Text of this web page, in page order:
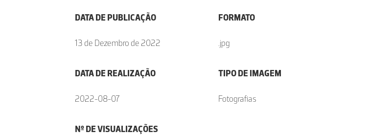
DATA DE PUBLICAÇÃO
13 de Dezembro de 2022
DATA DE REALIZAÇÃO
2022-08-07
Nº DE VISUALIZAÇÕES
FORMATO
.jpg
TIPO DE IMAGEM
Fotografias